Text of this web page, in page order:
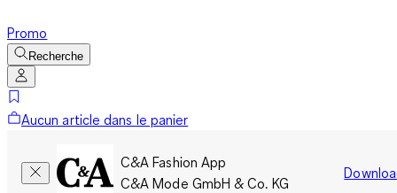
Promo
Recherche
Aucun article dans le panier
C&A Fashion App
C&A Mode GmbH & Co. KG